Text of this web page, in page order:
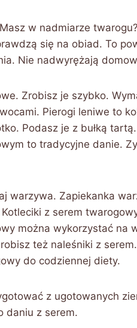
w nadmiarze
się na obiad. To
Nie nadwyrężają
Zrobisz je szybko.
Pierogi leniwe to
Podasz je z bułką
to tradycyjne danie.
warzywa. Zapiekanka
z serem
można wykorzystać na
też naleśniki z
do codziennej diety.
z ugotowanych
daniu z serem.